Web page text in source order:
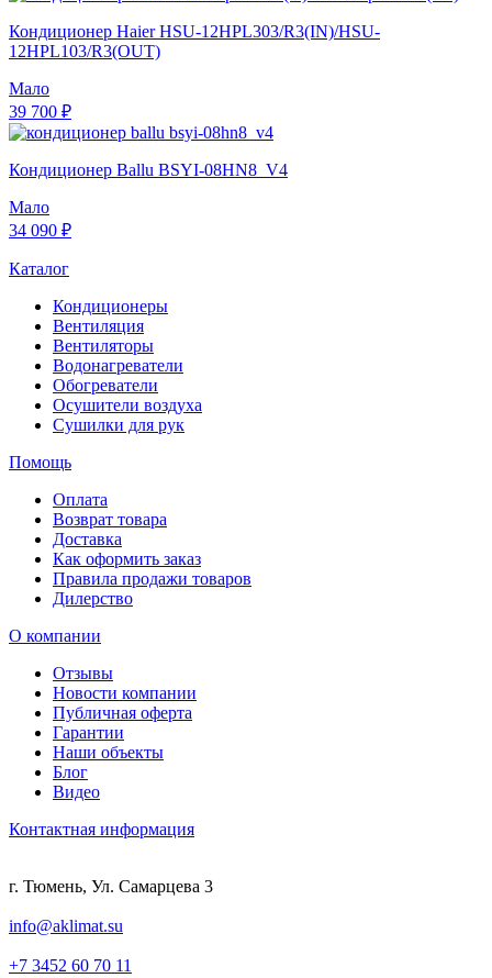
Кондиционер Haier HSU-12HPL303/R3(IN)/HSU-
12HPL103/R3(OUT)
Мало
39 700 ₽
Кондиционер Ballu BSYI-08HN8_V4
Мало
34 090 ₽
Каталог
Кондиционеры
Вентиляция
Вентиляторы
Водонагреватели
Обогреватели
Осушители воздуха
Сушилки для рук
Помощь
Оплата
Возврат товара
Доставка
Как оформить заказ
Правила продажи товаров
Дилерство
О компании
Отзывы
Новости компании
Публичная оферта
Гарантии
Наши объекты
Блог
Видео
Контактная информация
г. Тюмень, Ул. Самарцева 3
info@aklimat.su
+7 3452 60 70 11